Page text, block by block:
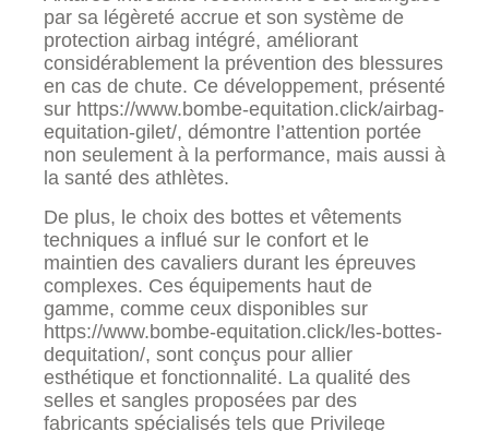
par sa légèreté accrue et son système de
protection airbag intégré, améliorant
considérablement la prévention des blessures
en cas de chute. Ce développement, présenté
sur https://www.bombe-equitation.click/airbag-
equitation-gilet/, démontre l’attention portée
non seulement à la performance, mais aussi à
la santé des athlètes.
De plus, le choix des bottes et vêtements
techniques a influé sur le confort et le
maintien des cavaliers durant les épreuves
complexes. Ces équipements haut de
gamme, comme ceux disponibles sur
https://www.bombe-equitation.click/les-bottes-
dequitation/, sont conçus pour allier
esthétique et fonctionnalité. La qualité des
selles et sangles proposées par des
fabricants spécialisés tels que Privilege